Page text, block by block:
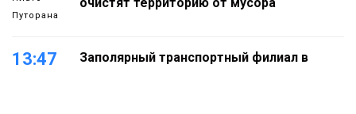
Путорана
13:47
Заполярный транспортный филиал в